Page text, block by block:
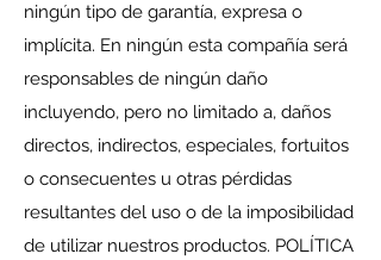
ningún tipo de garantía, expresa o
implícita. En ningún esta compañía será
responsables de ningún daño
incluyendo, pero no limitado a, daños
directos, indirectos, especiales, fortuitos
o consecuentes u otras pérdidas
resultantes del uso o de la imposibilidad
de utilizar nuestros productos. POLÍTICA